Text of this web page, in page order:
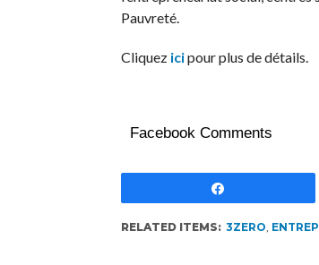
Pauvreté.
Cliquez icipour plus de détails.
Facebook Comments
RELATED ITEMS: 3ZERO,